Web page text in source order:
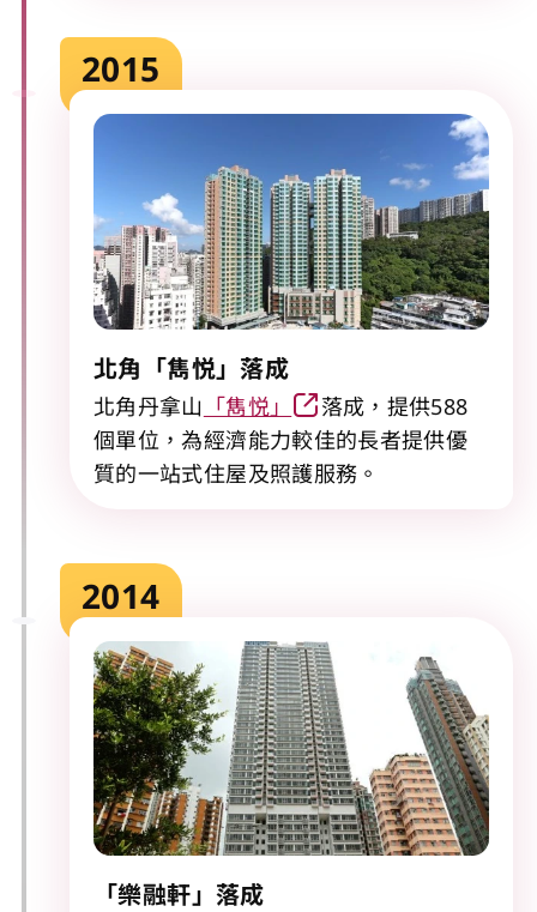
2015
北角「雋悦」落成
北角丹拿山 「雋悦」
落成，提供588
個單位，為經濟能力較佳的長者提供優
質的一站式住屋及照護服務。
2014
「樂融軒」落成